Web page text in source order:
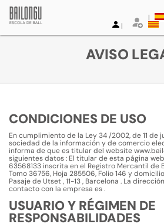
AVISO
CONDICIONES DE USO
En cumplimiento de la Ley 34 /2002, de 11 de
sociedad de la información y de comercio
informa de que es titular del website
siguientes datos : El titular de esta página web
63568133 inscrita en el Registro Mercantil de
Tomo 36756, Hoja 285506, Folio 146 y
Pasaje de Utset , 11-13 , Barcelona . La
contacto con la empresa es.
USUARIO Y RÉGIMEN DE
RESPONSABILIDADES